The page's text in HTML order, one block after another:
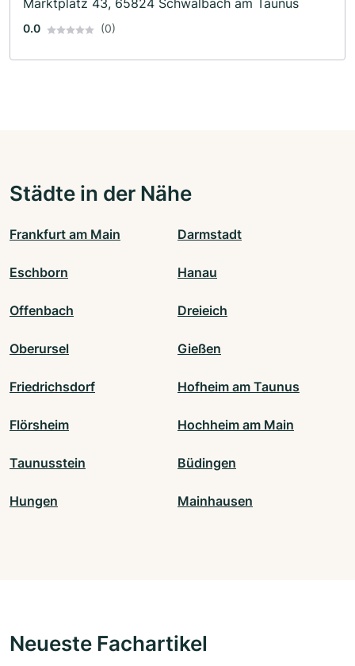
Marktplatz 43, 65824 Schwalbach am Taunus
0.0 (0)
Städte in der Nähe
Frankfurt am Main Darmstadt
Eschborn Hanau
Offenbach Dreieich
Oberursel Gießen
Friedrichsdorf Hofheim am Taunus
Flörsheim Hochheim am Main
Taunusstein Büdingen
Hungen Mainhausen
Neueste Fachartikel